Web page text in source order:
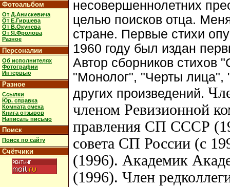
Фотоальбом
От Д.Анискевича
От Е.Гиршева
От В.Окунева
От Я.Фролова
Разное
Персоналии
Об исполнителях
Фотографии
Интервью
Разное
Ссылки
Юр. справка
Комната смеха
Книга отзывов
Написать письмо
Поиск
Поиск по сайту
Счётчики
несовершеннолетних
целью поисков отца.
стране. Первые стихи
1960 году был издан
Автор сборников стихов
"Монолог", "Черты
других произведений.
членом Ревизионной
правления СП СССР
совета СП России (с
(1996). Академик
(1996). Член